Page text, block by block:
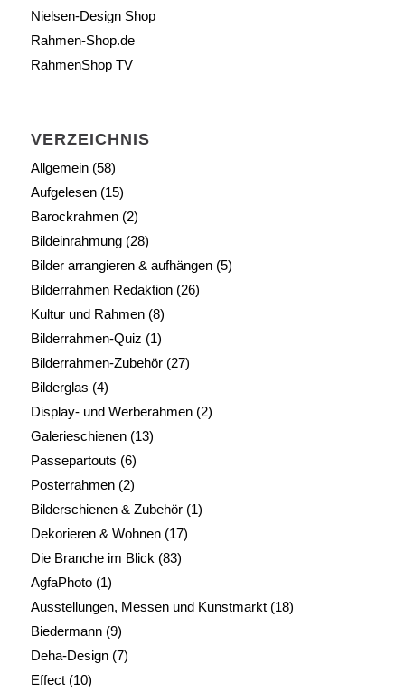
Nielsen-Design Shop
Rahmen-Shop.de
RahmenShop TV
VERZEICHNIS
Allgemein(58)
Aufgelesen(15)
Barockrahmen(2)
Bildeinrahmung(28)
Bilder arrangieren & aufhängen(5)
Bilderrahmen Redaktion(26)
Kultur und Rahmen(8)
Bilderrahmen-Quiz (1)
Bilderrahmen-Zubehör(27)
Bilderglas (4)
Display- und Werberahmen(2)
Galerieschienen(13)
Passepartouts (6)
Posterrahmen(2)
Bilderschienen & Zubehör(1)
Dekorieren & Wohnen(17)
Die Branche im Blick (83)
AgfaPhoto(1)
Ausstellungen, Messen und Kunstmarkt(18)
Biedermann(9)
Deha-Design(7)
Effect(10)